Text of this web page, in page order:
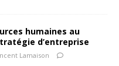
humaines au
d’entreprise
Lamaison